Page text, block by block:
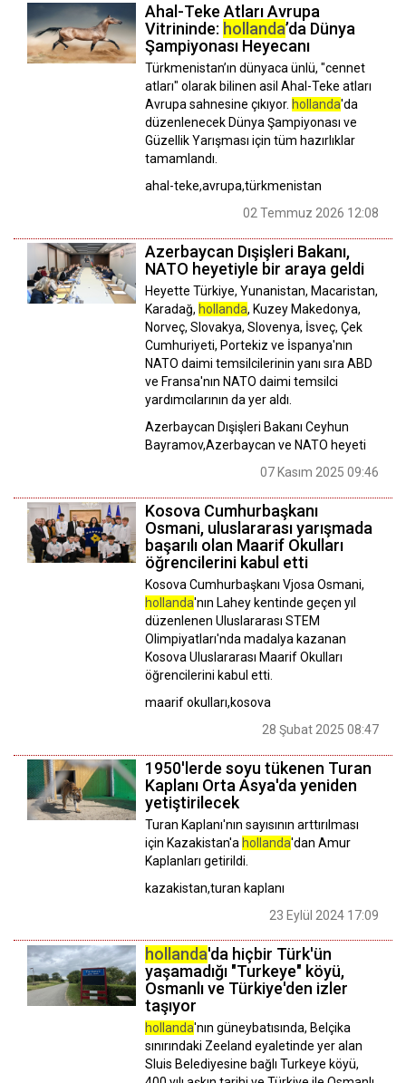
Ahal-Teke Atları Avrupa
Vitrininde: hollanda’da Dünya
Şampiyonası Heyecanı
Türkmenistan’ın dünyaca ünlü, "cennet
atları" olarak bilinen asil Ahal-Teke atları
Avrupa sahnesine çıkıyor. hollanda'da
düzenlenecek Dünya Şampiyonası ve
Güzellik Yarışması için tüm hazırlıklar
tamamlandı.
ahal-teke,avrupa,türkmenistan
02 Temmuz 2026 12:08
Azerbaycan Dışişleri Bakanı,
NATO heyetiyle bir araya geldi
Heyette Türkiye, Yunanistan, Macaristan,
Karadağ, hollanda, Kuzey Makedonya,
Norveç, Slovakya, Slovenya, İsveç, Çek
Cumhuriyeti, Portekiz ve İspanya'nın
NATO daimi temsilcilerinin yanı sıra ABD
ve Fransa'nın NATO daimi temsilci
yardımcılarının da yer aldı.
Azerbaycan Dışişleri Bakanı Ceyhun
Bayramov,Azerbaycan ve NATO heyeti
07 Kasım 2025 09:46
Kosova Cumhurbaşkanı
Osmani, uluslararası yarışmada
başarılı olan Maarif Okulları
öğrencilerini kabul etti
Kosova Cumhurbaşkanı Vjosa Osmani,
hollanda'nın Lahey kentinde geçen yıl
düzenlenen Uluslararası STEM
Olimpiyatları'nda madalya kazanan
Kosova Uluslararası Maarif Okulları
öğrencilerini kabul etti.
maarif okulları,kosova
28 Şubat 2025 08:47
1950'lerde soyu tükenen Turan
Kaplanı Orta Asya'da yeniden
yetiştirilecek
Turan Kaplanı'nın sayısının arttırılması
için Kazakistan'a hollanda'dan Amur
Kaplanları getirildi.
kazakistan,turan kaplanı
23 Eylül 2024 17:09
hollanda'da hiçbir Türk'ün
yaşamadığı "Turkeye" köyü,
Osmanlı ve Türkiye'den izler
taşıyor
hollanda'nın güneybatısında, Belçika
sınırındaki Zeeland eyaletinde yer alan
Sluis Belediyesine bağlı Turkeye köyü,